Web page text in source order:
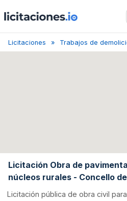
Licitaciones Trabajos de
Licitación Obra de
núcleos rurales - Concello
Licitación pública de obra civil